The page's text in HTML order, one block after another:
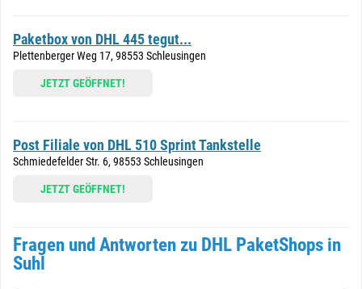
Paketbox von DHL 445 tegut...
Plettenberger Weg 17, 98553 Schleusingen
JETZT GEÖFFNET!
Post Filiale von DHL 510 Sprint Tankstelle
Schmiedefelder Str. 6, 98553 Schleusingen
JETZT GEÖFFNET!
Fragen und Antworten zu DHL PaketShops in
Suhl